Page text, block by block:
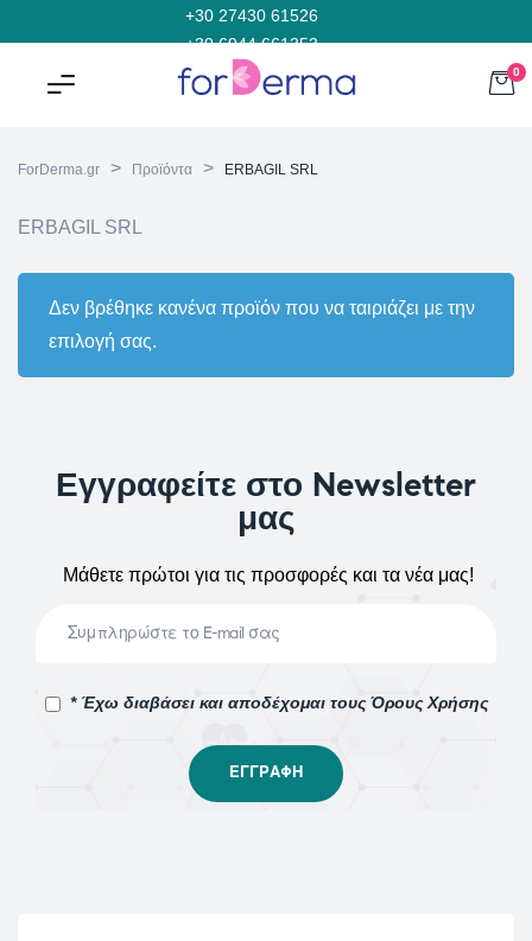
+30 27430 61526
+30 6944 661353
0
ForDerma.gr > Προϊόντα > ERBAGIL SRL
ERBAGIL SRL
Δεν βρέθηκε κανένα προϊόν που να ταιριάζει με την
επιλογή σας.
Εγγραφείτε στο Newsletter
μας
Μάθετε πρώτοι για τις προσφορές και τα νέα μας!
* Έχω διαβάσει και αποδέχομαι τους Όρους Χρήσης